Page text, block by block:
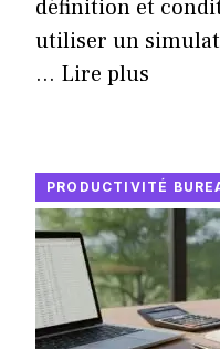
définition et
utiliser un
... Lire plus
PRODUCTIVITÉ